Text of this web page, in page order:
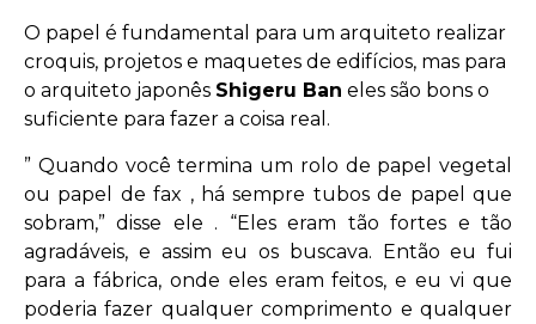
O papel é fundamental para um arquiteto realizar
croquis, projetos e maquetes de edifícios, mas para
o arquiteto japonês Shigeru Ban eles são bons o
suficiente para fazer a coisa real.
” Quando você termina um rolo de papel vegetal
ou papel de fax , há sempre tubos de papel que
sobram,” disse ele . “Eles eram tão fortes e tão
agradáveis, e assim eu os buscava. Então eu fui
para a fábrica, onde eles eram feitos, e eu vi que
poderia fazer qualquer comprimento e qualquer